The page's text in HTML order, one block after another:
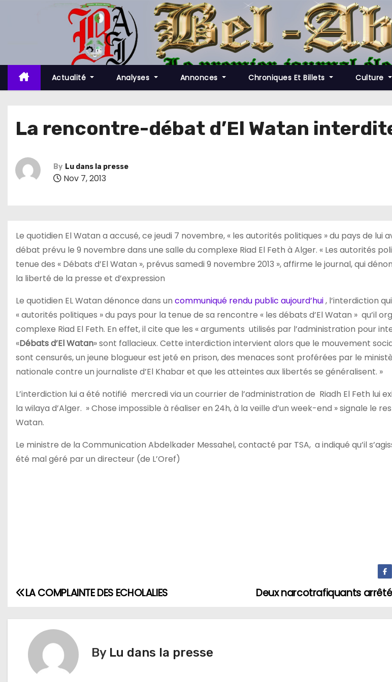
t
c
Actualité Analyses Annonces Chroniques Et Billets Culture
La rencontre-débat d’El Watan
By Lu dans la presse
Nov 7, 2013
Le quotidien El Watan a accusé, ce jeudi 7 novembre, « les autorités politiques » du pays de lui
débat prévu le 9 novembre dans une salle du complexe Riad El Feth à Alger. « Les autorités
tenue des « Débats d’El Watan », prévus samedi 9 novembre 2013 », affirme le journal, qui
la liberté de la presse et d’expression
Le quotidien EL Watan dénonce dans un communiqué rendu public aujourd’hui, l’interdiction
« autorités politiques » du pays pour la tenue de sa rencontre « les débats d’El Watan » qu’il
complexe Riad El Feth. En effet, il cite que les « arguments utilisés par l’administration pour
«Débats d’El Watan» sont fallacieux. Cette interdiction intervient alors que le mouvement
sont censurés, un jeune blogueur est jeté en prison, des menaces sont proférées par le
nationale contre un journaliste d’El Khabar et que les atteintes aux libertés se généralisent. »
L’interdiction lui a été notifié mercredi via un courrier de l’administration de Riadh El Feth lui
la wilaya d’Alger. » Chose impossible à réaliser en 24h, à la veille d’un week-end » signale le
Watan.
Le ministre de la Communication Abdelkader Messahel, contacté par TSA, a indiqué qu’il
été mal géré par un directeur (de L’Oref)
N
a
Deux narcotrafiquants
LA COMPLAINTE DES ECHOLALIES
By Lu dans la presse